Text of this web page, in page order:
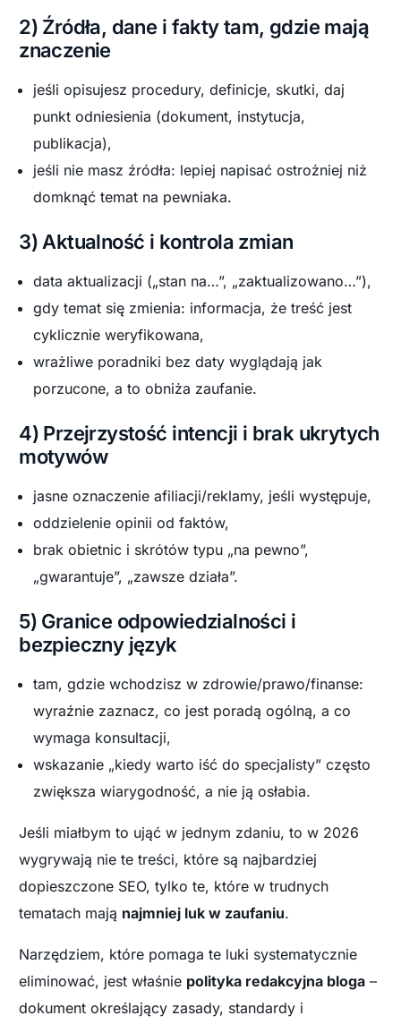
2) Źródła, dane i fakty tam, gdzie mają
znaczenie
jeśli opisujesz procedury, definicje, skutki, daj
punkt odniesienia (dokument, instytucja,
publikacja),
jeśli nie masz źródła: lepiej napisać ostrożniej niż
domknąć temat na pewniaka.
3) Aktualność i kontrola zmian
data aktualizacji („stan na…”, „zaktualizowano…”),
gdy temat się zmienia: informacja, że treść jest
cyklicznie weryfikowana,
wrażliwe poradniki bez daty wyglądają jak
porzucone, a to obniża zaufanie.
4) Przejrzystość intencji i brak ukrytych
motywów
jasne oznaczenie afiliacji/reklamy, jeśli występuje,
oddzielenie opinii od faktów,
brak obietnic i skrótów typu „na pewno”,
„gwarantuje”, „zawsze działa”.
5) Granice odpowiedzialności i
bezpieczny język
tam, gdzie wchodzisz w zdrowie/prawo/finanse:
wyraźnie zaznacz, co jest poradą ogólną, a co
wymaga konsultacji,
wskazanie „kiedy warto iść do specjalisty” często
zwiększa wiarygodność, a nie ją osłabia.
Jeśli miałbym to ująć w jednym zdaniu, to w 2026
wygrywają nie te treści, które są najbardziej
dopieszczone SEO, tylko te, które w trudnych
tematach mają najmniej luk w zaufaniu.
Narzędziem, które pomaga te luki systematycznie
eliminować, jest właśnie polityka redakcyjna bloga –
dokument określający zasady, standardy i